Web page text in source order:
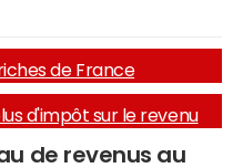
de France
d'impôt sur le revenu
de revenus au